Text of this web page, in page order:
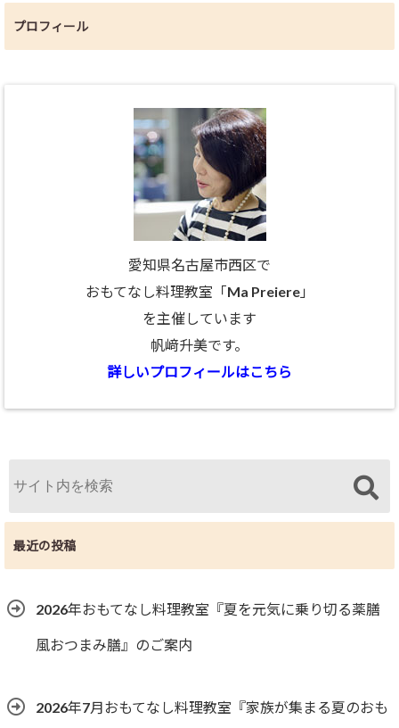
プロフィール
愛知県名古屋市西区で
おもてなし料理教室「Ma Preiere」
を主催しています
帆﨑升美です。
詳しいプロフィールはこちら
最近の投稿
2026年おもてなし料理教室『夏を元気に乗り切る薬膳
風おつまみ膳』のご案内
2026年7月おもてなし料理教室『家族が集まる夏のおも